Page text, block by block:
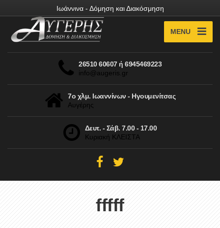
Ιωάννινα - Δόμηση και Διακόσμηση
MENU
26510 60607 ή 6945469223
info@augeris.gr
7ο χλμ. Ιωαννίνων - Ηγουμενίτσας
Αυγέρης
Δευτ. - Σάβ. 7.00 - 17.00
Κυριακή ΚΛΕΙΣΤΑ
fffff